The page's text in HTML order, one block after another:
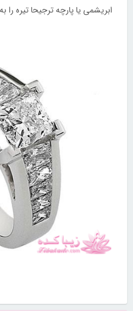
ابریشمی یا پارچه ترجیحا تیره